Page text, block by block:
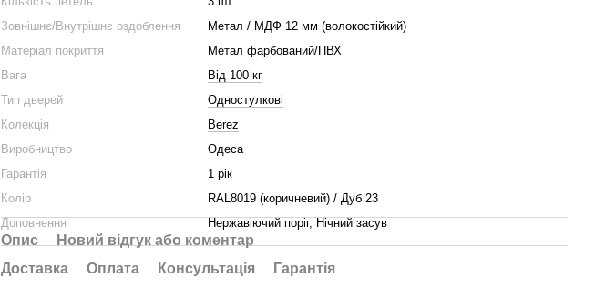
Зовнішнє/Внутрішнє оздоблення
Метал / МДФ 12 мм (волокостійкий)
Матеріал покриття
Метал фарбований/ПВХ
Вага
Від 100 кг
Тип дверей
Одностулкові
Колекція
Berez
Виробництво
Одеса
Гарантія
1 рік
Колір
RAL8019 (коричневий) / Дуб 23
Доповнення
Нержавіючий поріг, Нічний засув
Опис
Новий відгук або коментар
Доставка
Оплата Консультація Гарантія